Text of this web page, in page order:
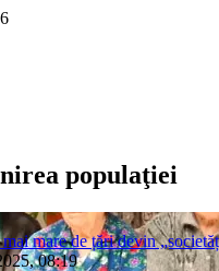
populaţiei
mare de țări devin
08:19